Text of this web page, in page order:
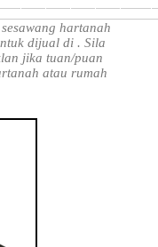
hartanah
dijual di . Sila
jika tuan/puan
atau rumah